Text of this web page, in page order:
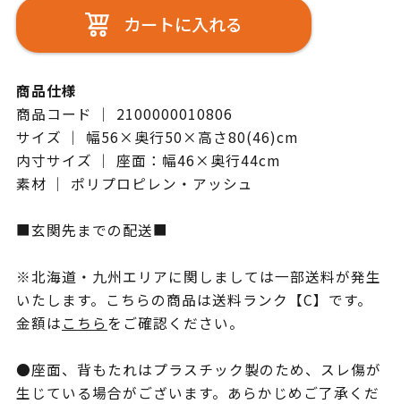
カートに入れる
商品仕様
商品コード ｜ 2100000010806
サイズ ｜ 幅56×奥行50×高さ80(46)cm
内寸サイズ ｜ 座面：幅46×奥行44cm
素材 ｜ ポリプロピレン・アッシュ
■玄関先までの配送■
※北海道・九州エリアに関しましては一部送料が発生
いたします。こちらの商品は送料ランク【C】です。
金額はこちらをご確認ください。
●座面、背もたれはプラスチック製のため、スレ傷が
生じている場合がございます。あらかじめご了承くだ